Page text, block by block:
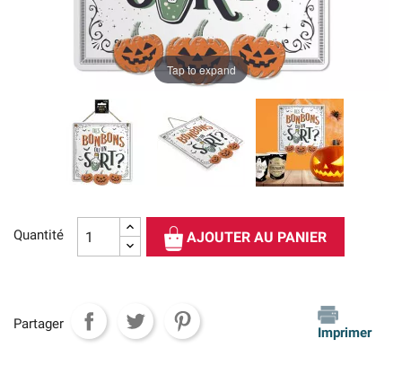
Tap to expand
Quantité AJOUTER AU PANIER
Partager
Imprimer